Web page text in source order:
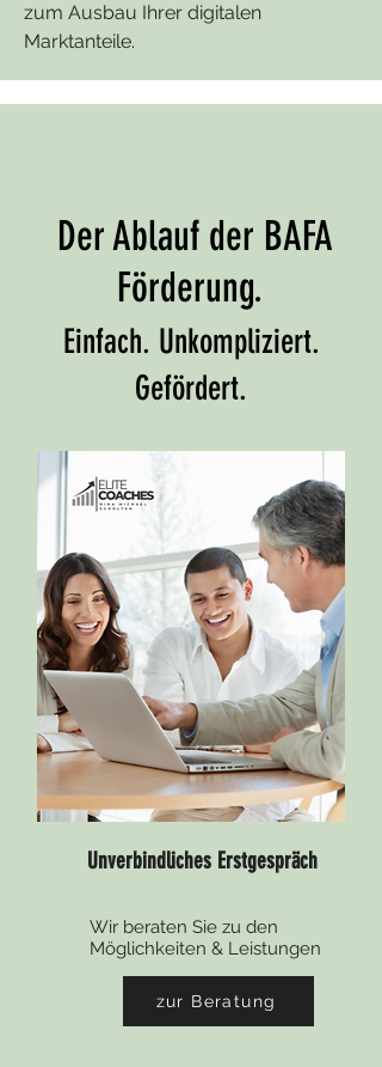
zum Ausbau Ihrer digitalen
Marktanteile.
Einfach. Unkompliziert.
Gefördert.
Der Ablauf der BAFA
Förderung.
Unverbindliches Erstgespräch
Wir beraten Sie zu den
Möglichkeiten & Leistungen
zur Beratung